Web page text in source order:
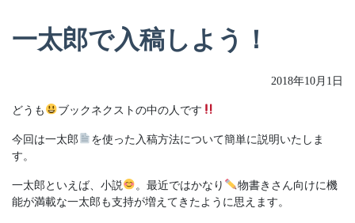
一太郎で入稿しよう！
2018年10月1日
どうも ブックネクストの中の人です
今回は一太郎
を使った入稿方法について簡単に説明いたしま
す。
一太郎といえば、小説 。最近ではかなり
物書きさん向けに機
能が満載な一太郎も支持が増えてきたように思えます。